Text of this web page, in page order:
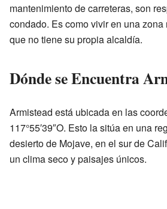
mantenimiento de carreteras, son
condado. Es como vivir en una
que no tiene su propia alcaldía.
Dónde se Encuentra
Armistead está ubicada en las
117°55′39″O. Esto la sitúa en una
desierto de Mojave, en el sur de
un clima seco y paisajes únicos.